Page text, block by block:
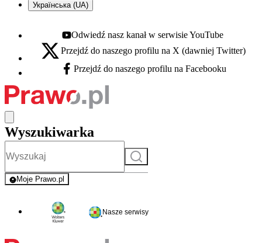
Українська (UA)
Youtube - otwiera się w nowej karcie
Odwiedź nasz kanał w serwisie YouTube
X - otwiera się w nowej karcie
Przejdź do naszego profilu na X (dawniej Twitter)
Facebook - otwiera się w nowej karcie
Przejdź do naszego profilu na Facebooku
Wyszukiwarka
Szukaj
Moje Prawo.pl
- rejestracja i logowanie do serwisu
Nasze serwisy